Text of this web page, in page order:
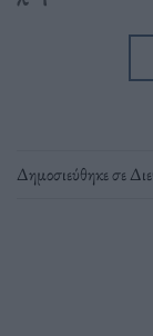
Δημοσιεύθηκε σε